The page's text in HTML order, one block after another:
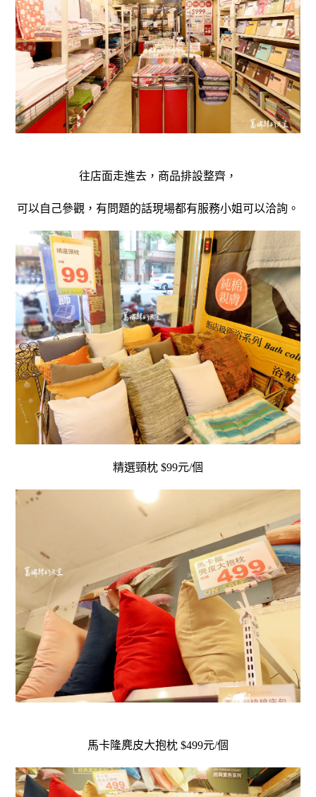
往店面走進去，商品排設整齊，
可以自己參觀，有問題的話現場都有服務小姐可以洽詢。
精選頸枕 $99元/個
馬卡隆麂皮大抱枕 $499元/個